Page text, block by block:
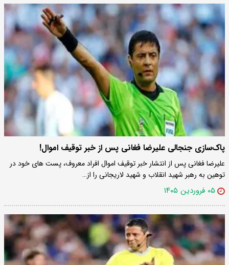
پاک‌سازی جنجالی علیرضا فغانی پس از خبر توقیف اموال!
علیرضا فغانی پس از انتشار خبر توقیف اموال افراد معروف، پست های خود در
توهین به رهبر شهید انقلاب و شهید لاریجانی را از…
۰۵ فروردین ۱۴۰۵